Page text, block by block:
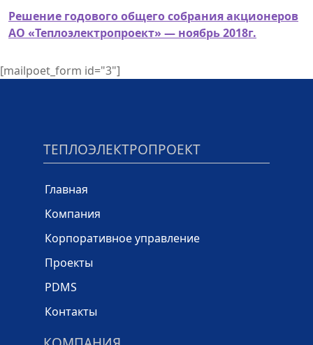
Решение годового общего собрания акционеров
АО «Теплоэлектропроект» — ноябрь 2018г.
[mailpoet_form id="3"]
ТЕПЛОЭЛЕКТРОПРОЕКТ
Главная
Компания
Корпоративное управление
Проекты
PDMS
Контакты